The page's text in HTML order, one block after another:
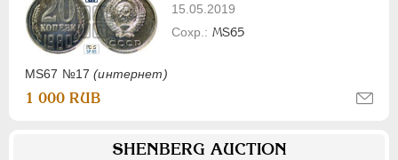
15.05.2019
MS67 №17(интернет)
MS65
1 000 RUB
SHENBERG AUCTION